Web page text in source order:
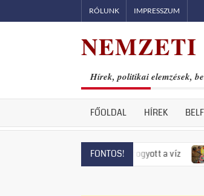
to
RÓLUNK IMPRESSZUM
Hírek, politikai elemzések,
FŐOLDAL HÍREK
FONTOS!
már el is fogyott a víz